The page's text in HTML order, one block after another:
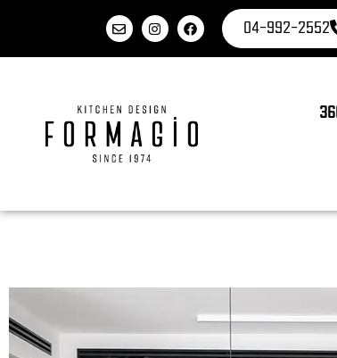
04-992-2552